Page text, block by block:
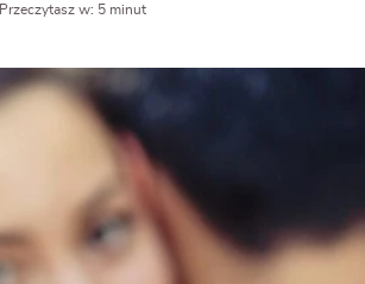
Przeczytasz w: 5 minut